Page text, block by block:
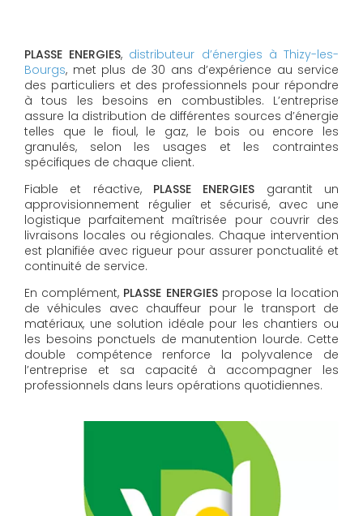
PLASSE ENERGIES, distributeur d’énergies à Thizy-les-
Bourgs, met plus de 30 ans d’expérience au service
des particuliers et des professionnels pour répondre
à tous les besoins en combustibles. L’entreprise
assure la distribution de différentes sources d’énergie
telles que le fioul, le gaz, le bois ou encore les
granulés, selon les usages et les contraintes
spécifiques de chaque client.
Fiable et réactive, PLASSE ENERGIES garantit un
approvisionnement régulier et sécurisé, avec une
logistique parfaitement maîtrisée pour couvrir des
livraisons locales ou régionales. Chaque intervention
est planifiée avec rigueur pour assurer ponctualité et
continuité de service.
En complément, PLASSE ENERGIESpropose la location
de véhicules avec chauffeur pour le transport de
matériaux, une solution idéale pour les chantiers ou
les besoins ponctuels de manutention lourde. Cette
double compétence renforce la polyvalence de
l’entreprise et sa capacité à accompagner les
professionnels dans leurs opérations quotidiennes.